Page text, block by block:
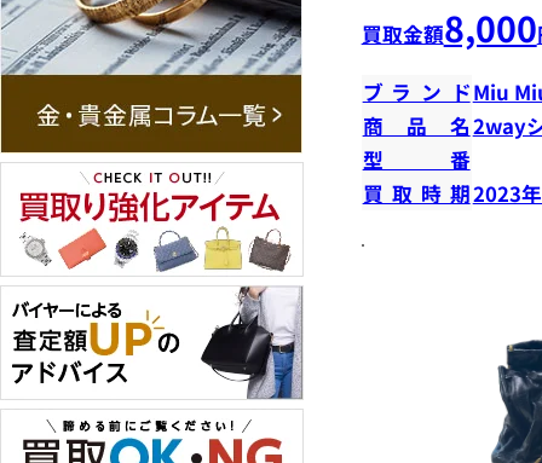
買取金額8,000
ブランドMiu
商品名2way
型番
買取時期2023